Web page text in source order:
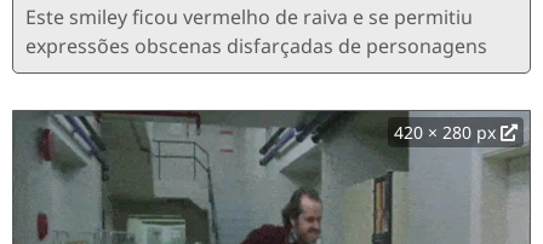
Este smiley ficou vermelho de raiva e se permitiu
expressões obscenas disfarçadas de personagens
420 × 280 px